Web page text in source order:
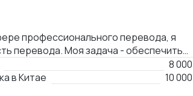
профессионального перевода, я
перевода. Моя задача - обеспечить
на русский и наоборот, чтобы
между клиентами.
8
в Китае
10